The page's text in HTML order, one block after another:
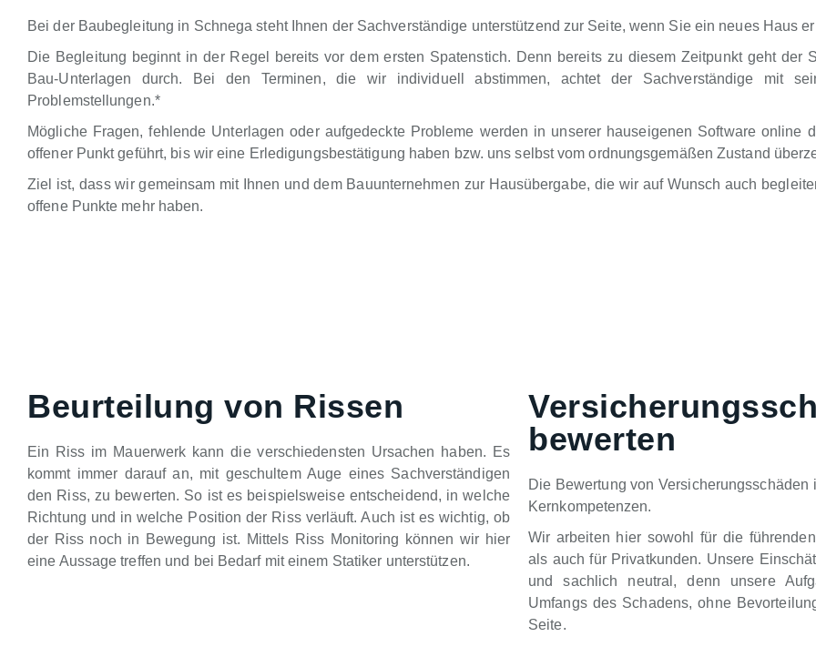
Bei der Baubegleitung in Schnega steht Ihnen der Sachverständige unterstützend zur Seite, wenn Sie ein neues Haus
Die Begleitung beginnt in der Regel bereits vor dem ersten Spatenstich. Denn bereits zu diesem Zeitpunkt geht der
Bau-Unterlagen durch. Bei den Terminen, die wir individuell abstimmen, achtet der Sachverständige mit
Problemstellungen.*
Mögliche Fragen, fehlende Unterlagen oder aufgedeckte Probleme werden in unserer hauseigenen Software online
offener Punkt geführt, bis wir eine Erledigungsbestätigung haben bzw. uns selbst vom ordnungsgemäßen Zustand
Ziel ist, dass wir gemeinsam mit Ihnen und dem Bauunternehmen zur Hausübergabe, die wir auf Wunsch auch
offene Punkte mehr haben.
Beurteilung von Rissen
Ein Riss im Mauerwerk kann die verschiedensten Ursachen haben. Es
kommt immer darauf an, mit geschultem Auge eines Sachverständigen
den Riss, zu bewerten. So ist es beispielsweise entscheidend, in welche
Richtung und in welche Position der Riss verläuft. Auch ist es wichtig, ob
der Riss noch in Bewegung ist. Mittels Riss Monitoring können wir hier
eine Aussage treffen und bei Bedarf mit einem Statiker unterstützen.
bewerten
Die Bewertung von
Kernkompetenzen.
Wir arbeiten hier sowohl für die
als auch für Privatkunden. Unsere
und sachlich neutral, denn unsere
Umfangs des Schadens, ohne
Seite.